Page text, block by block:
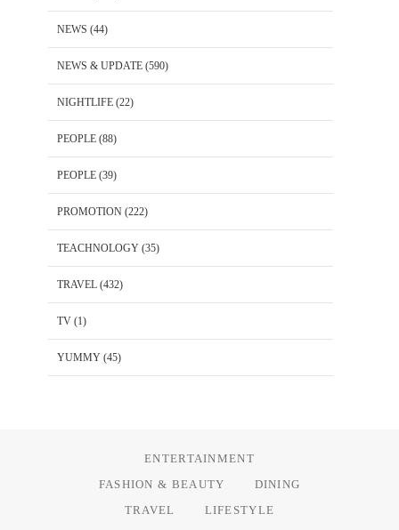
NEWS (44)
NEWS & UPDATE (590)
NIGHTLIFE (22)
PEOPLE (88)
PEOPLE (39)
PROMOTION (222)
TEACHNOLOGY (35)
TRAVEL (432)
TV (1)
YUMMY (45)
ENTERTAINMENT
FASHION & BEAUTY
DINING
TRAVEL
LIFESTYLE